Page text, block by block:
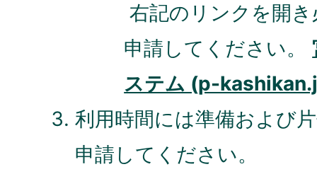
右記のリンクを開
申請してください。
ステム (p-
利用時間には準備および
申請してください。